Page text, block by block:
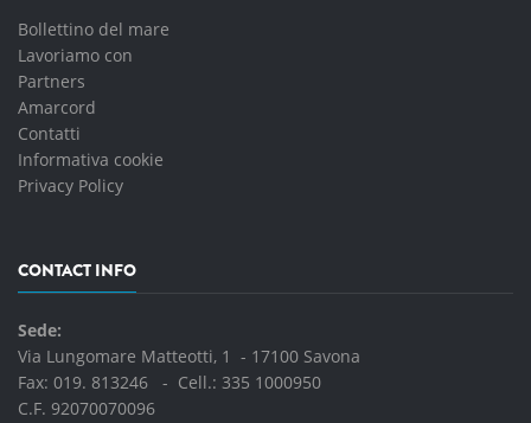
Bollettino del mare
Lavoriamo con
Partners
Amarcord
Contatti
Informativa cookie
Privacy Policy
CONTACT INFO
Sede:
Via Lungomare Matteotti, 1 - 17100 Savona
Fax: 019. 813246 - Cell.: 335 1000950
C.F. 92070070096